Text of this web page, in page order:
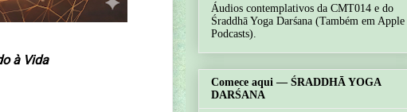
à Vida
Áudios contemplativos da CMT014 e do
Śraddhā Yoga Darśana (Também em Apple
Podcasts).
Comece aqui — ŚRADDHĀ YOGA
DARŚANA